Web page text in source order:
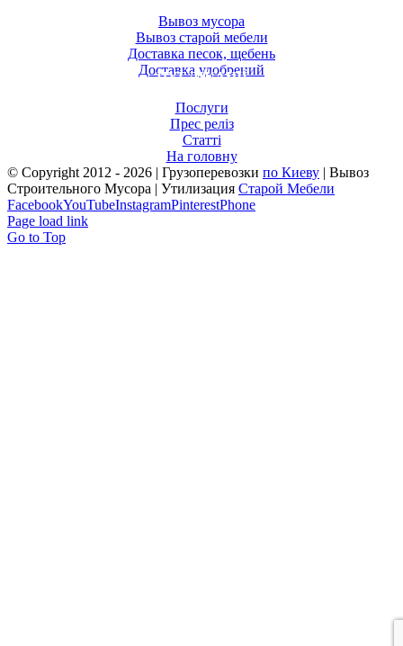
Вывоз мусора
Вывоз старой мебели
Доставка песок, щебень
Доставка удобрений
ПУБЛІКАЦІЇ
Послуги
Прес реліз
Статті
На головну
© Copyright 2012 - 2026 | Грузоперевозки по Киеву | Вывоз
Строительного Мусора | Утилизация Старой Мебели
FacebookYouTubeInstagramPinterestPhone
Page load link
Go to Top